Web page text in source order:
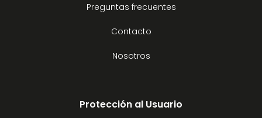
Preguntas frecuentes
Contacto
Nosotros
Protección al Usuario